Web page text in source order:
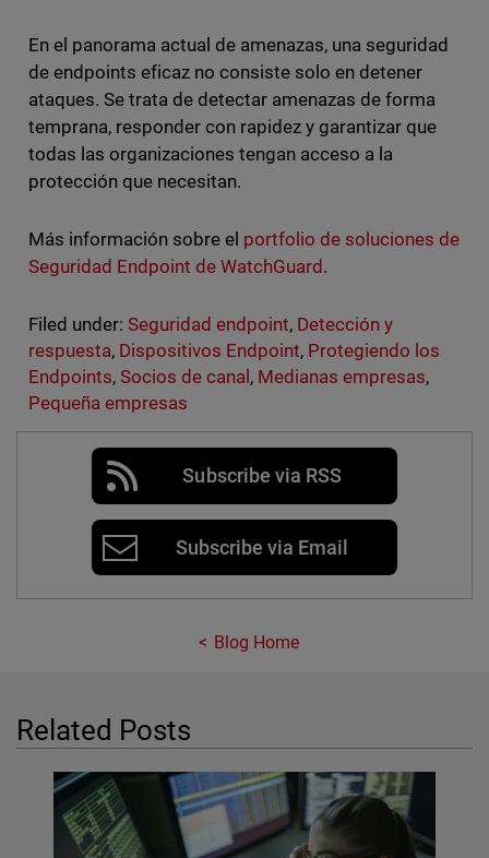
En el panorama actual de amenazas, una seguridad
de endpoints eficaz no consiste solo en detener
ataques. Se trata de detectar amenazas de forma
temprana, responder con rapidez y garantizar que
todas las organizaciones tengan acceso a la
protección que necesitan.
Más información sobre el portfolio de soluciones de
Seguridad Endpoint de WatchGuard .
Filed under: Seguridad endpoint, Detección y
respuesta, Dispositivos Endpoint, Protegiendo los
Endpoints, Socios de canal , Medianas empresas,
Pequeña empresas
Subscribe via RSS
Subscribe via Email
Blog Home
Related Posts